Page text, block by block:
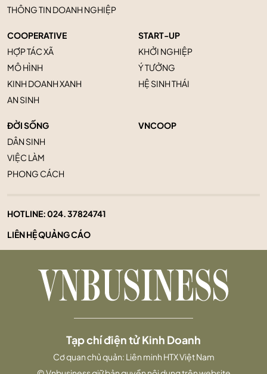
THÔNG TIN DOANH NGHIỆP
COOPERATIVE
HỢP TÁC XÃ
MÔ HÌNH
KINH DOANH XANH
AN SINH
START-UP
KHỞI NGHIỆP
Ý TƯỞNG
HỆ SINH THÁI
ĐỜI SỐNG
DÂN SINH
VIỆC LÀM
PHONG CÁCH
VNCOOP
HOTLINE:024. 37824741
LIÊN HỆ QUẢNG CÁO
Tạp chí điện tử Kinh Doanh
Cơ quan chủ quản: Liên minh HTX Việt Nam